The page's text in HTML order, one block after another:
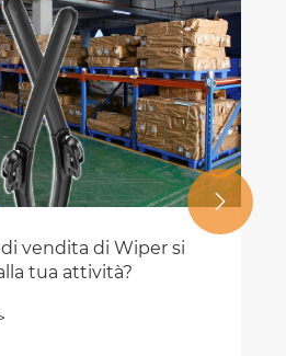
vendita di Wiper si
tua attività?
